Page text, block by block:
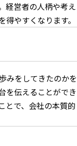
経営者の人柄や考え
やすくなります。
みをしてきたのかを
を伝えることができ
とで、会社の本質的